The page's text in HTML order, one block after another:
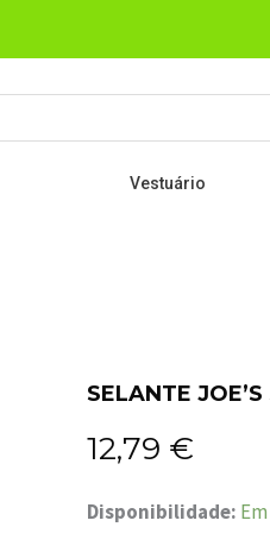
Vestuário
SELANTE
12,79 €
Disponibilidade:
Quantidade